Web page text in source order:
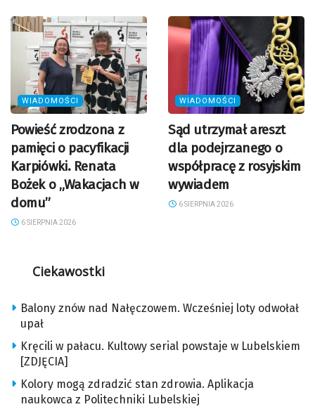
WIADOMOŚCI
Powieść zrodzona z
pamięci o pacyfikacji
Karpiówki. Renata
Bożek o „Wakacjach w
domu”
6 SIERPNIA 2026
WIADOMOŚCI
Sąd utrzymał areszt
dla podejrzanego o
współpracę z rosyjskim
wywiadem
6 SIERPNIA 2026
Ciekawostki
Balony znów nad Nałęczowem. Wcześniej loty odwołał
upał
Kręcili w pałacu. Kultowy serial powstaje w Lubelskiem
[ZDJĘCIA]
Kolory mogą zdradzić stan zdrowia. Aplikacja
naukowca z Politechniki Lubelskiej